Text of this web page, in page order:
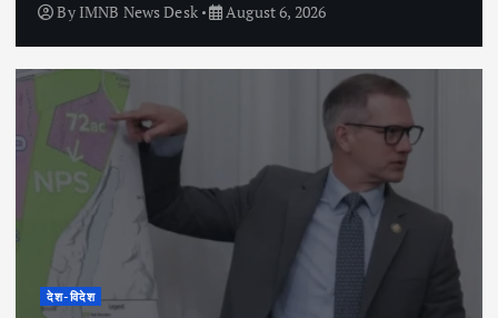
By IMNB News Desk August 6, 2026
देश-विदेश